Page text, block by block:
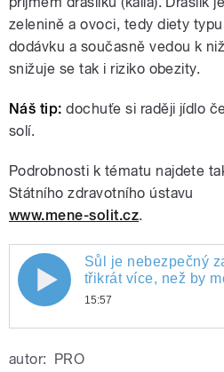
zelenině a ovoci, tedy diety
dodávku a současně vedou k
snižuje se tak i riziko obezity.
Náš tip: dochuťe si raději jídlo
solí.
Podrobnosti k tématu najdete
Státního zdravotního ústavu
www.mene-solit.cz.
Sůl je nebezpečný
třikrát více, než by
15:57
autor: PRO